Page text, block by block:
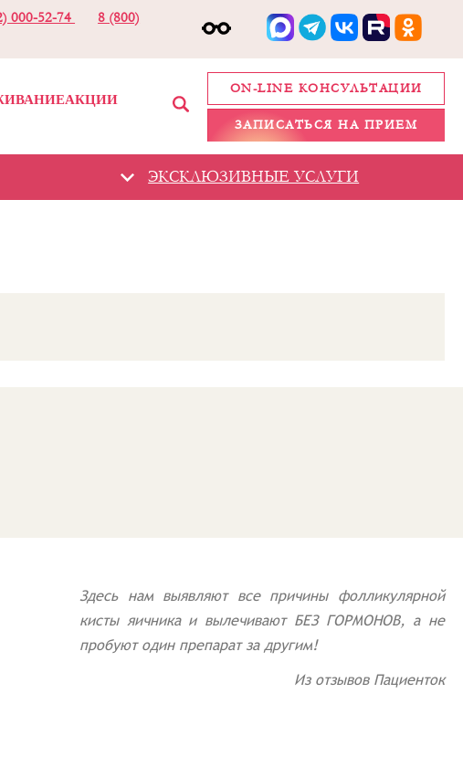
000-52-74
8 (800)
АКЦИИ
ON-LINE КОНСУЛЬТАЦИИ
ЗАПИСАТЬСЯ НА ПРИЕМ
ЭКСКЛЮЗИВНЫЕ УСЛУГИ
Здесь нам выявляют все причины фолликулярной
кисты яичника и вылечивают БЕЗ ГОРМОНОВ, а не
пробуют один препарат за другим!
Из отзывов Пациенток